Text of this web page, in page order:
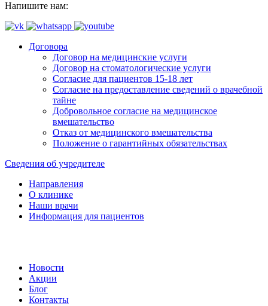
Напишите нам:
Договора
Договор на медицинские услуги
Договор на стоматологические услуги
Согласие для пациентов 15-18 лет
Согласие на предоставление сведений о врачебной
тайне
Добровольное согласие на медицинское
вмешательство
Отказ от медицинского вмешательства
Положение о гарантийных обязательствах
Сведения об учредителе
Направления
О клинике
Наши врачи
Информация для пациентов
Новости
Акции
Блог
Контакты